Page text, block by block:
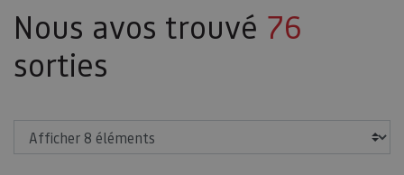
Nous avos trouvé 76
sorties